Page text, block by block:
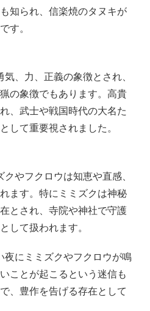
知られ、信楽焼のタヌキが
す。
気、力、正義の象徴とされ、
の象徴でもあります。高貴
、武士や戦国時代の大名た
して重要視されました。
クやフクロウは知恵や直感、
ます。特にミミズクは神秘
とされ、寺院や神社で守護
して扱われます。
夜にミミズクやフクロウが鳴
ことが起こるという迷信も
、豊作を告げる存在として